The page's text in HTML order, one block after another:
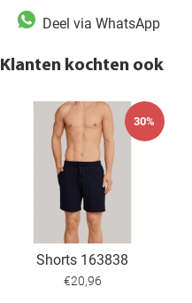
Deel via WhatsApp
Klanten kochten ook
30%
Shorts 163838
€20,96